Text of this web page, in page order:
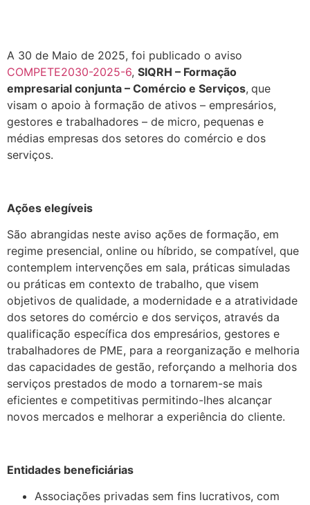
A 30 de Maio de 2025, foi publicado o aviso
COMPETE2030-2025-6, SIQRH – Formação
empresarial conjunta – Comércio e Serviços, que
visam o apoio à formação de ativos – empresários,
gestores e trabalhadores – de micro, pequenas e
médias empresas dos setores do comércio e dos
serviços.
Ações elegíveis
São abrangidas neste aviso ações de formação, em
regime presencial, online ou híbrido, se compatível, que
contemplem intervenções em sala, práticas simuladas
ou práticas em contexto de trabalho, que visem
objetivos de qualidade, a modernidade e a atratividade
dos setores do comércio e dos serviços, através da
qualificação específica dos empresários, gestores e
trabalhadores de PME, para a reorganização e melhoria
das capacidades de gestão, reforçando a melhoria dos
serviços prestados de modo a tornarem-se mais
eficientes e competitivas permitindo-lhes alcançar
novos mercados e melhorar a experiência do cliente.
Entidades beneficiárias
Associações privadas sem fins lucrativos, com